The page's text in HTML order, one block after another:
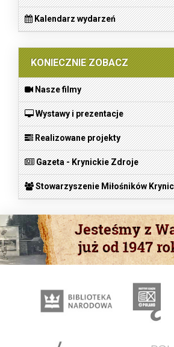
Kalendarz wydarzeń
KONIECZNIE ZOBACZ
Nasze filmy
Wystawy i prezentacje
Realizowane projekty
Gazeta - Krynickie Zdroje
Stowarzyszenie Miłośników